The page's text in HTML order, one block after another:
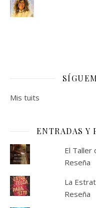
Mis tuits
ENTRADAS Y
El Taller
Reseña
La
Reseña